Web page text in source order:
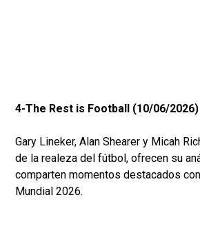
4-The Rest is Football (10/06/2026)
Gary Lineker, Alan Shearer y Micah
de la realeza del fútbol, ofrecen su
comparten momentos destacados
Mundial 2026.